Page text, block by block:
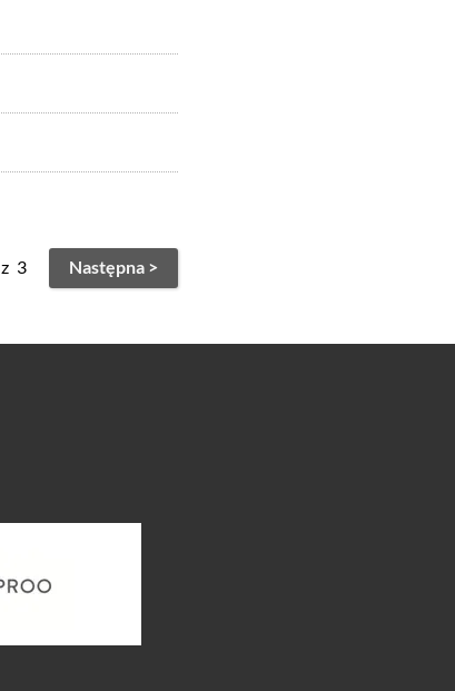
z 3 Następna >